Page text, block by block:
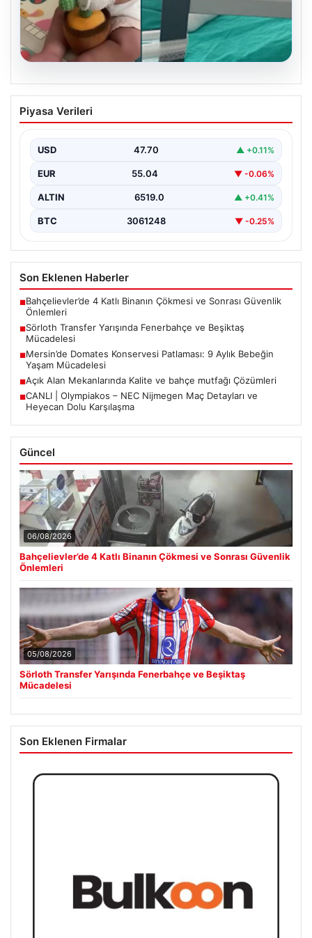
05.08.2026
Mersin’de Domates Konservesi
Patlaması: 9 Aylık Bebeğin Yaşam
Mersin'de yaşanan korkutucu bir olay, bir bebeğin
Piyasa Verileri
USD 47.70 ▲ +0.11%
EUR 55.04 ▼ -0.06%
ALTIN 6519.0 ▲ +0.41%
BTC 3061248 ▼ -0.25%
Son Eklenen Haberler
■Bahçelievler’de 4 Katlı Binanın Çökmesi ve Sonrası Güvenlik
Önlemleri
■Sörloth Transfer Yarışında Fenerbahçe ve Beşiktaş
Mücadelesi
■Mersin’de Domates Konservesi Patlaması: 9 Aylık Bebeğin
Yaşam Mücadelesi
■Açık Alan Mekanlarında Kalite ve bahçe mutfağı Çözümleri
■CANLI | Olympiakos – NEC Nijmegen Maç Detayları ve
Heyecan Dolu Karşılaşma
Güncel
06/08/2026
Bahçelievler’de 4 Katlı Binanın Çökmesi ve Sonrası Güvenlik
Önlemleri
05/08/2026
Sörloth Transfer Yarışında Fenerbahçe ve Beşiktaş
Mücadelesi
Son Eklenen Firmalar